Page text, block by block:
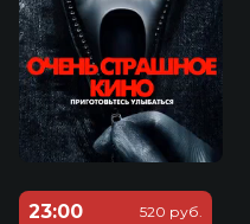
23:00
520 руб.